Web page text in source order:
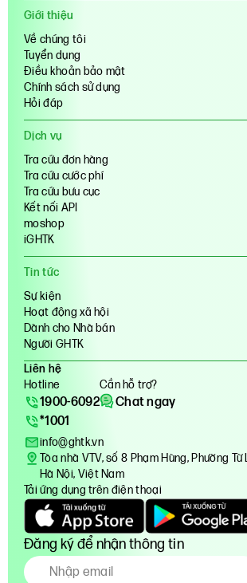
Giới thiệu
Về chúng tôi
Tuyển dụng
Điều khoản bảo mật
Chính sách sử dụng
Hỏi đáp
Dịch vụ
Tra cứu đơn hàng
Tra cứu cước phí
Tra cứu bưu cục
Kết nối API
moshop
iGHTK
Tin tức
Sự kiện
Hoạt động xã hội
Dành cho Nhà bán
Người GHTK
Liên hệ
Hotline
1900-6092
*1001
Cần hỗ trợ?
Chat ngay
info@ghtk.vn
Tòa nhà VTV, số 8 Phạm Hùng, Phường
Hà Nội, Việt Nam
Tải ứng dụng trên điện thoại
Đăng ký để nhận thông tin